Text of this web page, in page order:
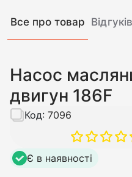
Все про товар Відгуків
Насос
двигун 186F
Код: 7096
Є в наявності